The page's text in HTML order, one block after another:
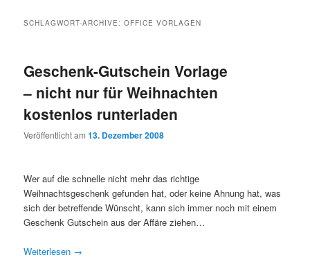
SCHLAGWORT-ARCHIVE:OFFICE VORLAGEN
Geschenk-Gutschein Vorlage
– nicht nur für Weihnachten
kostenlos runterladen
Veröffentlicht am13. Dezember 2008
Wer auf die schnelle nicht mehr das richtige
Weihnachtsgeschenk gefunden hat, oder keine Ahnung hat, was
sich der betreffende Wünscht, kann sich immer noch mit einem
Geschenk Gutschein aus der Affäre ziehen…
Weiterlesen →